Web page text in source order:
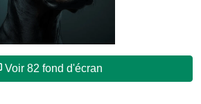
Voir 82 fond d'écran